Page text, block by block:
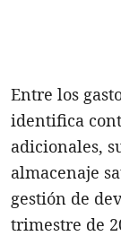
Entre los
identifica
adicionales,
almacenaje
gestión de
trimestre de